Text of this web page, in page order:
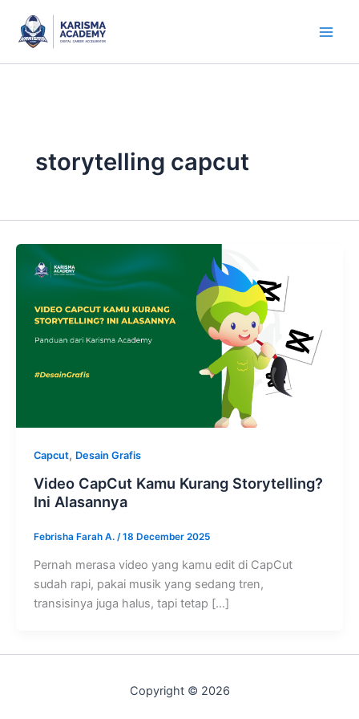
content
storytelling capcut
Capcut, Desain Grafis
Video CapCut Kamu Kurang Storytelling?
Ini Alasannya
Febrisha Farah A. /18 December 2025
Pernah merasa video yang kamu edit di CapCut
sudah rapi, pakai musik yang sedang tren,
transisinya juga halus, tapi tetap […]
Copyright © 2026